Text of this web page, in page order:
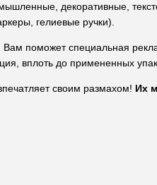
декоративные,
гелиевые ручки).
Вам поможет специальная
вплоть до примененных
своим размахом! Их